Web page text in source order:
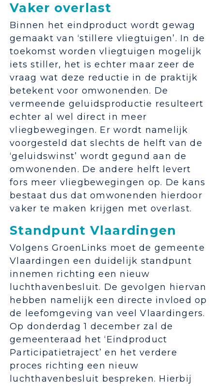
Vaker overlast
Binnen het eindproduct wordt gewag
gemaakt van ‘stillere vliegtuigen’. In de
toekomst worden vliegtuigen mogelijk
iets stiller, het is echter maar zeer de
vraag wat deze reductie in de praktijk
betekent voor omwonenden. De
vermeende geluidsproductie resulteert
echter al wel direct in meer
vliegbewegingen. Er wordt namelijk
voorgesteld dat slechts de helft van de
‘geluidswinst’ wordt gegund aan de
omwonenden. De andere helft levert
fors meer vliegbewegingen op. De kans
bestaat dus dat omwonenden hierdoor
vaker te maken krijgen met overlast.
Standpunt Vlaardingen
Volgens GroenLinks moet de gemeente
Vlaardingen een duidelijk standpunt
innemen richting een nieuw
luchthavenbesluit. De gevolgen hiervan
hebben namelijk een directe invloed op
de leefomgeving van veel Vlaardingers.
Op donderdag 1 december zal de
gemeenteraad het ‘Eindproduct
Participatietraject’ en het verdere
proces richting een nieuw
luchthavenbesluit bespreken. Hierbij